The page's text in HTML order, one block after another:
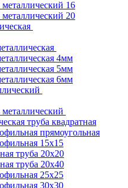
16
20
4мм
5мм
6мм
труба квадратная
прямоугольная
15х15
труба 20х20
труба 20х40
25х25
30x30